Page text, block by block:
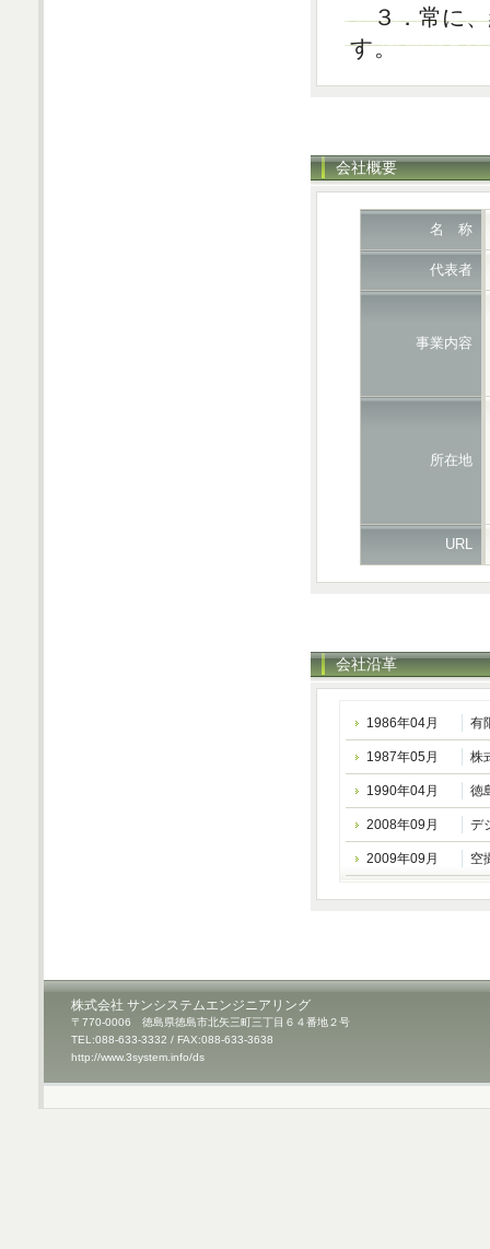
３．常に、
す。
会社概要
名 称
代表者
事業内容
所在地
URL
会社沿革
1986年04月 有
1987年05月 株
1990年04月 徳
2008年09月 デ
2009年09月 空
株式会社 サンシステムエンジニアリング
〒770-0006 徳島県徳島市北矢三町三丁目６４番地２号
TEL:088-633-3332 / FAX:088-633-3638
http://www.3system.info/ds